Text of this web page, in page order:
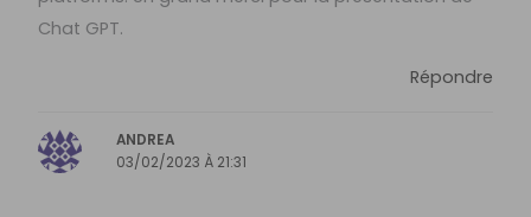
Chat GPT.
Répondre
ANDREA
03/02/2023 À 21:31